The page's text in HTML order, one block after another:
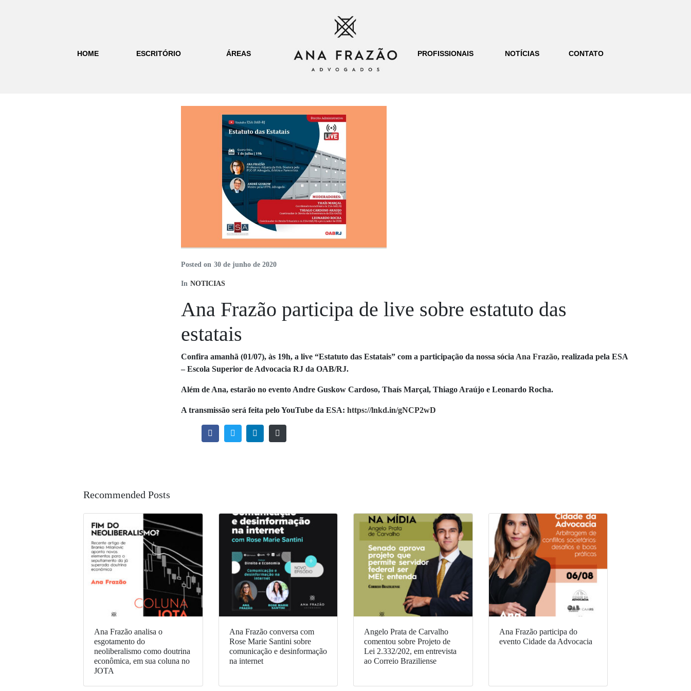
HOME ESCRITÓRIO ÁREAS PROFISSIONAIS NOTÍCIAS CONTATO
Posted on 30 de junho de 2020
In NOTICIAS
Ana Frazão participa de live sobre estatuto das
estatais
Confira amanhã (01/07), às 19h, a live “Estatuto das Estatais” com a participação da nossa sócia Ana Frazão, realizada pela ESA
– Escola Superior de Advocacia RJ da OAB/RJ.
Além de Ana, estarão no evento Andre Guskow Cardoso, Thaís Marçal, Thiago Araújo e Leonardo Rocha.
A transmissão será feita pelo YouTube da ESA: https://lnkd.in/gNCP2wD
Recommended Posts
Ana Frazão analisa o
esgotamento do
neoliberalismo como doutrina
econômica, em sua coluna no
JOTA
Ana Frazão conversa com
Rose Marie Santini sobre
comunicação e desinformação
na internet
Angelo Prata de Carvalho
comentou sobre Projeto de
Lei 2.332/202, em entrevista
ao Correio Braziliense
Ana Frazão participa do
evento Cidade da Advocacia